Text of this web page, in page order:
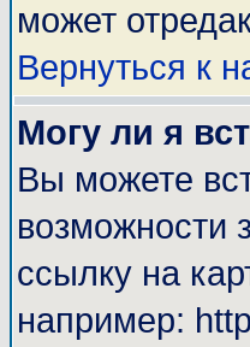
может
Вернуться к
Могу ли я
Вы можете
возможности
ссылку на
например: